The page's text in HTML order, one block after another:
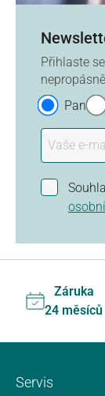
Přihlaste
Paní
Záruka
24 měsíců
Servis